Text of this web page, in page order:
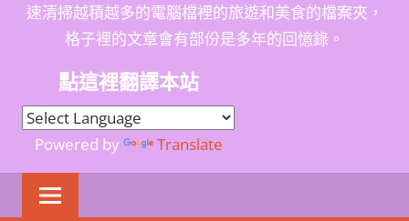
速清掃越積越多的電腦檔裡的旅遊和美食的檔案夾，
格子裡的文章會有部份是多年的回憶錄。
點這裡翻譯本站
Powered by Translate